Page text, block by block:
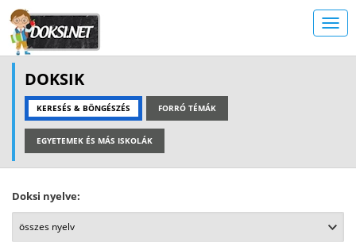
DOKSIK
KERESÉS & BÖNGÉSZÉS FORRÓ TÉMÁK
EGYETEMEK ÉS MÁS ISKOLÁK
Doksi nyelve: